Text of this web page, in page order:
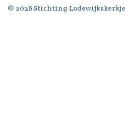
© 2026 Stichting